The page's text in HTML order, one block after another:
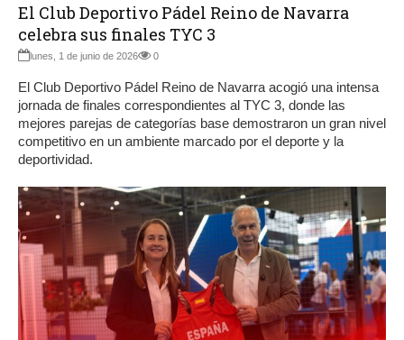
El Club Deportivo Pádel Reino de Navarra
celebra sus finales TYC 3
lunes, 1 de junio de 2026 0
El Club Deportivo Pádel Reino de Navarra acogió una intensa
jornada de finales correspondientes al TYC 3, donde las
mejores parejas de categorías base demostraron un gran nivel
competitivo en un ambiente marcado por el deporte y la
deportividad.